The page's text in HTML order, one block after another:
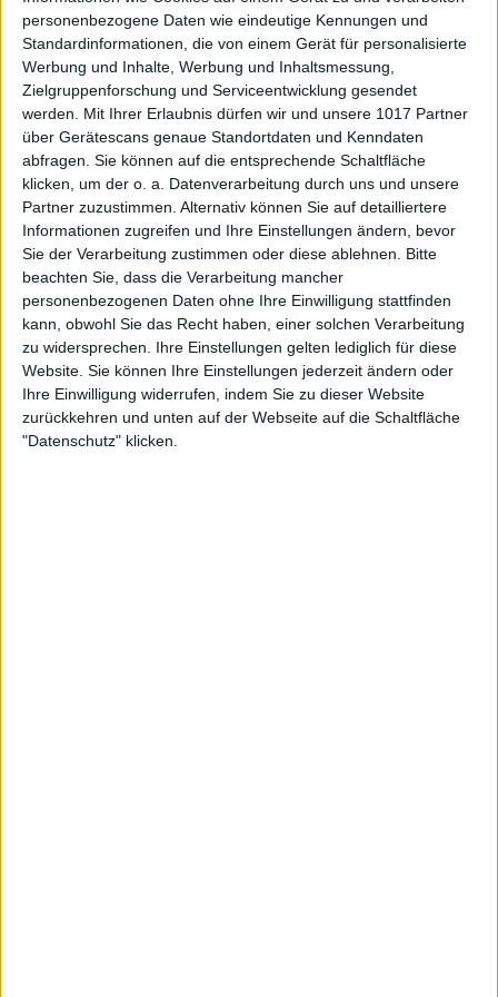
personenbezogene Daten wie eindeutige Kennungen und
Standardinformationen, die von einem Gerät für personalisierte
Werbung und Inhalte, Werbung und Inhaltsmessung,
Zielgruppenforschung und Serviceentwicklung gesendet
werden.
Mit Ihrer Erlaubnis dürfen wir und unsere 1017 Partner
über Gerätescans genaue Standortdaten und Kenndaten
abfragen. Sie können auf die entsprechende Schaltfläche
klicken, um der o. a. Datenverarbeitung durch uns und unsere
Partner zuzustimmen. Alternativ können Sie auf detailliertere
Informationen zugreifen und Ihre Einstellungen ändern, bevor
Sie der Verarbeitung zustimmen oder diese ablehnen.
Bitte
beachten Sie, dass die Verarbeitung mancher
personenbezogenen Daten ohne Ihre Einwilligung stattfinden
kann, obwohl Sie das Recht haben, einer solchen Verarbeitung
zu widersprechen. Ihre Einstellungen gelten lediglich für diese
Website. Sie können Ihre Einstellungen jederzeit ändern oder
Ihre Einwilligung widerrufen, indem Sie zu dieser Website
zurückkehren und unten auf der Webseite auf die Schaltfläche
"Datenschutz" klicken.